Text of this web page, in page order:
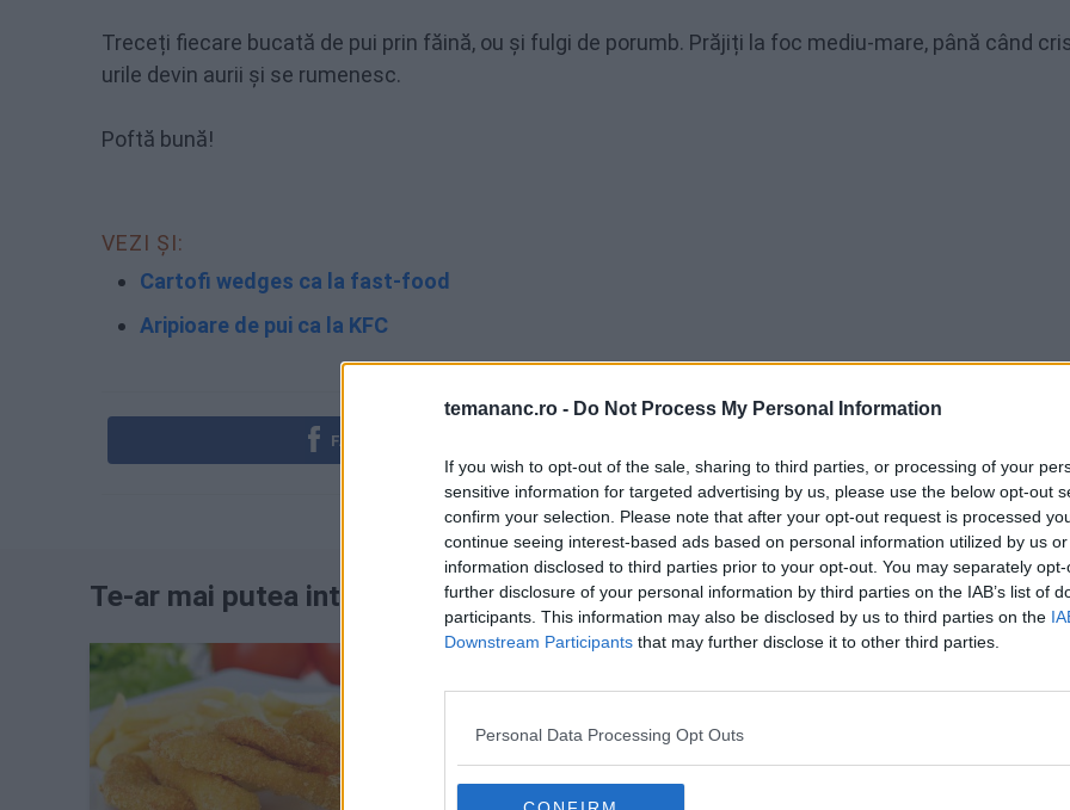
temananc.ro - Do Not Process My Personal Information
If you wish to opt-out of the sale, sharing to third parties, or processing of your
sensitive information for targeted advertising by us, please use the below opt-out
confirm your selection. Please note that after your opt-out request is processed
continue seeing interest-based ads based on personal information utilized by us
information disclosed to third parties prior to your opt-out. You may separately
further disclosure of your personal information by third parties on the IAB’s list of
participants. This information may also be disclosed by us to third parties on the
Downstream Participants that may further disclose it to other third parties.
Personal Data Processing Opt Outs
Treceți fiecare bucată de pui prin făină, ou și fulgi de porumb. Prăjiți la foc mediu-mare, până când
urile devin aurii și se rumenesc.
Poftă bună!
VEZI ȘI:
Cartofi wedges ca la fast-food
Aripioare de pui ca la KFC
FACEBOOK
Te-ar mai putea interesa